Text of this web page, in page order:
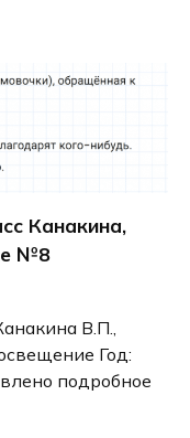
Канакина,
№8
В.П.,
Год:
подробное